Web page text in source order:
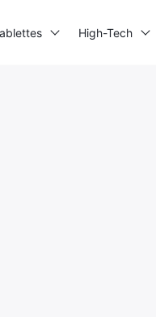
High-Tech